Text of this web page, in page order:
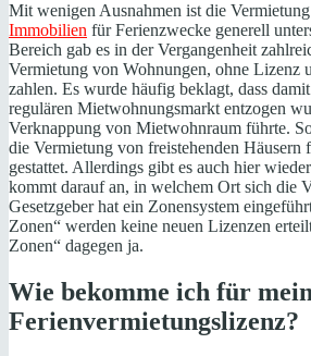
Mit wenigen Ausnahmen ist die
Immobilien für Ferienzwecke generell
Bereich gab es in der Vergangenheit
Vermietung von Wohnungen, ohne Lizenz
zahlen. Es wurde häufig beklagt, dass
regulären Mietwohnungsmarkt entzogen
Verknappung von Mietwohnraum führte.
die Vermietung von freistehenden Häusern
gestattet. Allerdings gibt es auch hier
kommt darauf an, in welchem Ort sich die
Gesetzgeber hat ein Zonensystem
Zonen“ werden keine neuen Lizenzen
Zonen“ dagegen ja.
Wie bekomme ich für
Ferienvermietungslizenz?